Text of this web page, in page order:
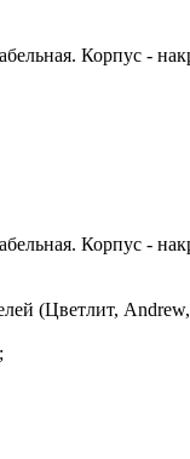
Корпус -
Корпус -
(Цветлит,